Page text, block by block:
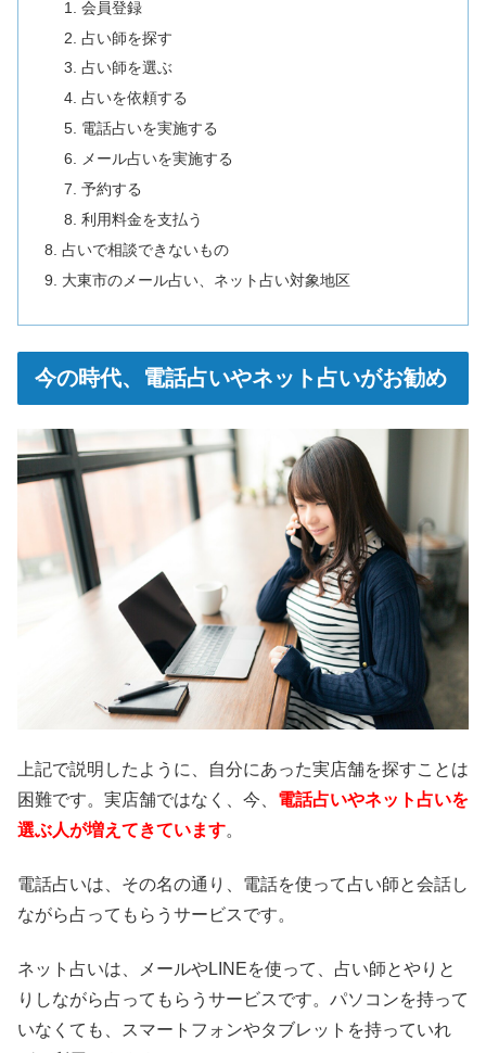
会員登録
占い師を探す
占い師を選ぶ
占いを依頼する
電話占いを実施する
メール占いを実施する
予約する
利用料金を支払う
占いで相談できないもの
大東市のメール占い、ネット占い対象地区
今の時代、電話占いやネット占いがお勧め
上記で説明したように、自分にあった実店舗を探すことは
困難です。実店舗ではなく、今、 電話占いやネット占いを
選ぶ人が増えてきています。
電話占いは、その名の通り、電話を使って占い師と会話し
ながら占ってもらうサービスです。
ネット占いは、メールやLINEを使って、占い師とやりと
りしながら占ってもらうサービスです。パソコンを持って
いなくても、スマートフォンやタブレットを持っていれ